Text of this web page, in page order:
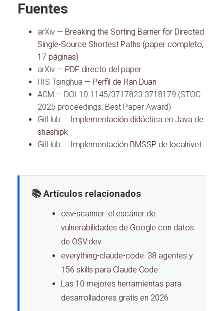
Fuentes
arXiv — Breaking the Sorting Barrier for Directed
Single-Source Shortest Paths (paper completo,
17 páginas)
arXiv — PDF directo del paper
IIIS Tsinghua — Perfil de Ran Duan
ACM — DOI 10.1145/3717823.3718179 (STOC
2025 proceedings, Best Paper Award)
GitHub — Implementación didáctica en Java de
shashipk
GitHub — Implementación BMSSP de localrivet
📚 Artículos relacionados
osv-scanner: el escáner de
vulnerabilidades de Google con datos
de OSV.dev
everything-claude-code: 38 agentes y
156 skills para Claude Code
Las 10 mejores herramientas para
desarrolladores gratis en 2026